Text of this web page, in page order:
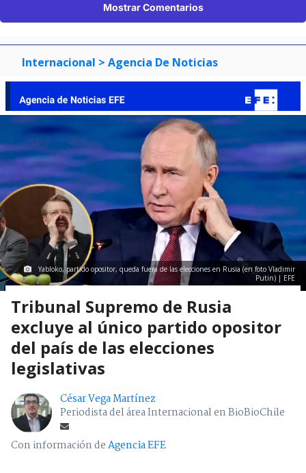
Mostrar Comentarios
Internacional > Agencia De Noticias
Yabloko, partido opositor, queda fuera de las elecciones en Rusia (en foto Vladimir
Putin) | EFE
Tribunal Supremo de Rusia
excluye al único partido opositor
del país de las elecciones
legislativas
César Vega Martínez
Periodista del área Internacional en BioBioChile
Con información deAgencia EFE